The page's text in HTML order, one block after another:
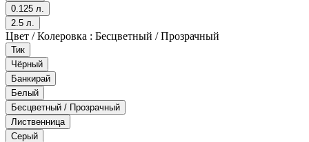
0.125 л.
2.5 л.
Цвет / Колеровка : Бесцветный / Прозрачный
Тик
Чёрный
Банкирай
Белый
Бесцветный / Прозрачный
Лиственница
Серый